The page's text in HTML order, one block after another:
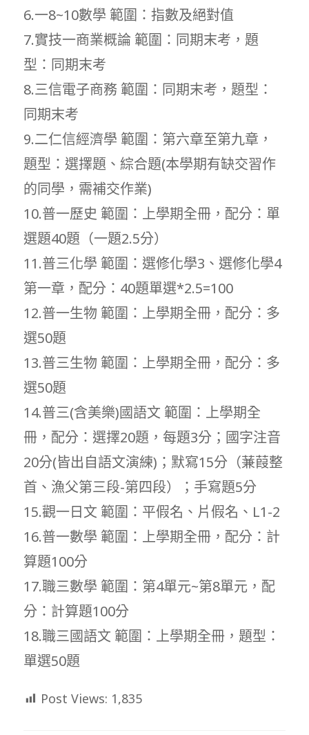
6.一8~10數學 範圍：指數及絕對值
7.實技一商業概論 範圍：同期末考，題
型：同期末考
8.三信電子商務 範圍：同期末考，題型：
同期末考
9.二仁信經濟學 範圍：第六章至第九章，
題型：選擇題、綜合題(本學期有缺交習作
的同學，需補交作業)
10.普一歷史 範圍：上學期全冊，配分：單
選題40題（一題2.5分）
11.普三化學 範圍：選修化學3、選修化學4
第一章，配分：40題單選*2.5=100
12.普一生物 範圍：上學期全冊，配分：多
選50題
13.普三生物 範圍：上學期全冊，配分：多
選50題
14.普三(含美樂)國語文 範圍：上學期全
冊，配分：選擇20題，每題3分；國字注音
20分(皆出自語文演練)；默寫15分（蒹葭整
首、漁父第三段-第四段）；手寫題5分
15.觀一日文 範圍：平假名、片假名、L1-2
16.普一數學 範圍：上學期全冊，配分：計
算題100分
17.職三數學 範圍：第4單元~第8單元，配
分：計算題100分
18.職三國語文 範圍：上學期全冊，題型：
單選50題
Post Views: 1,835